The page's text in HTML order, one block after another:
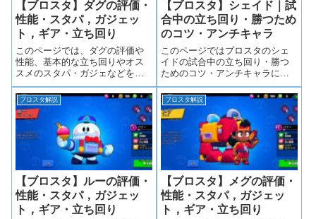
【ブロスタ】ダグの評価・
性能・スタパ，ガジェッ
ト，ギア・立ち回り
このページでは、ダグの評価や
性能、基本的な立ち回りやオス
スメのスタパ・ガジェなどを詳
しく紹介しています。また、ダ
グの強みやプレイ中に意識する
こと、有利・不利なキャラなど
を解説しています。
【ブロスタ】シェイド｜試
合中の立ち回り・勝つため
のコツ・アンチキャラ
このページではブロスタのシェ
イドの試合中の立ち回り・勝つ
ためのコツ・アンチキャラに関
する解説をしています。シェイ
ドの詳しい立ち回り方を知りた
い方はぜひ参考にしてみてくだ
さい。
ブロスタ解説
【ブロスタ】ルーの評価・
性能・スタパ，ガジェッ
ト，ギア・立ち回り
ブロスタ解説
【ブロスタ】メグの評価・
性能・スタパ，ガジェッ
ト，ギア・立ち回り